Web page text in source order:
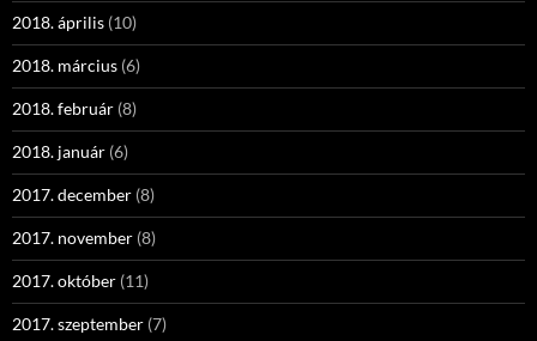
2018. április (10)
2018. március (6)
2018. február (8)
2018. január (6)
2017. december (8)
2017. november (8)
2017. október (11)
2017. szeptember (7)